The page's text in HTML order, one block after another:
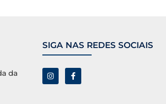
da
SIGA NAS REDES SOCIAIS